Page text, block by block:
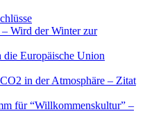
Wird der Winter zur
Europäische Union
in der Atmosphäre – Zitat
für “Willkommenskultur” –